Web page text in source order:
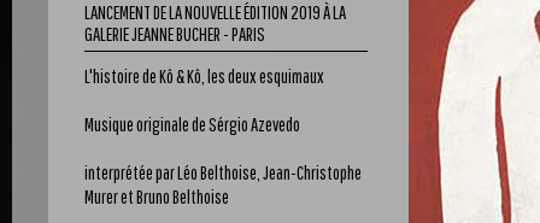
LANCEMENT DE LA NOUVELLE ÉDITION 2019 À LA
GALERIE JEANNE BUCHER - PARIS
L'histoire de Kô & Kô, les deux esquimaux
Musique originale de Sérgio Azevedo
interprétée par Léo Belthoise, Jean-Christophe
Murer et Bruno Belthoise